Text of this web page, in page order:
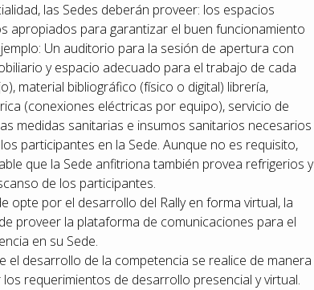
las Sedes deberán proveer: los espacios
apropiados para garantizar el buen funcionamiento
Un auditorio para la sesión de apertura con
y espacio adecuado para el trabajo de cada
material bibliográfico (físico o digital) librería,
(conexiones eléctricas por equipo), servicio de
medidas sanitarias e insumos sanitarios necesarios
participantes en la Sede. Aunque no es requisito,
que la Sede anfitriona también provea refrigerios y
de los participantes.
opte por el desarrollo del Rally en forma virtual, la
proveer la plataforma de comunicaciones para el
en su Sede.
el desarrollo de la competencia se realice de manera
requerimientos de desarrollo presencial y virtual.